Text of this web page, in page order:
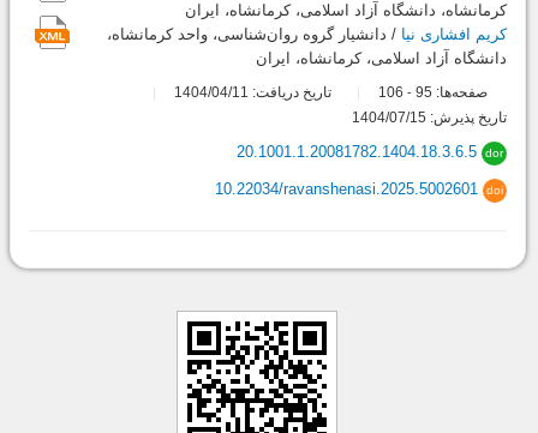
کرمانشاه، دانشگاه آزاد اسلامی، کرمانشاه، ایران
کریم افشاری‌ نیا / دانشیار گروه روان‌شناسی، واحد کرمانشاه،
دانشگاه آزاد اسلامی، کرمانشاه، ایران
صفحه‌ها: 95
-
تاریخ دریافت: 1404/04/11
تاریخ پذیرش: 1404/07/15
dor
20.1001.1.20081782.1404.18.3.6.5
doi
10.22034/ravanshenasi.2025.5002601